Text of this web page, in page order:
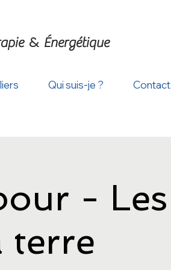
& Énergétique
Qui suis-je ? Contact
- Les
terre